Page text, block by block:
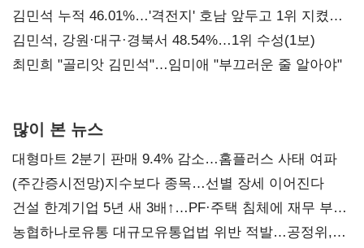
김민석 누적 46.01%…'격전지' 호남 앞두고 1위 지켰다
(2보)
김민석, 강원·대구·경북서 48.54%…1위 수성(1보)
최민희 "골리앗 김민석"…임미애 "부끄러운 줄 알아야"
많이 본 뉴스
대형마트 2분기 판매 9.4% 감소…홈플러스 사태 여파
(주간증시전망)지수보다 종목…선별 장세 이어진다
건설 한계기업 5년 새 3배↑…PF·주택 침체에 재무 부담
확대
농협하나로유통 대규모유통업법 위반 적발…공정위,